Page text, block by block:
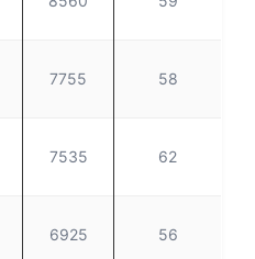
7755 58
7535 62
6925 56